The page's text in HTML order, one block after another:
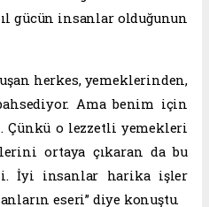
gücün insanlar olduğunun
herkes, yemeklerinden,
Ama benim için
Çünkü o lezzetli yemekleri
ortaya çıkaran da bu
İyi insanlar harika işler
eseri” diye konuştu.